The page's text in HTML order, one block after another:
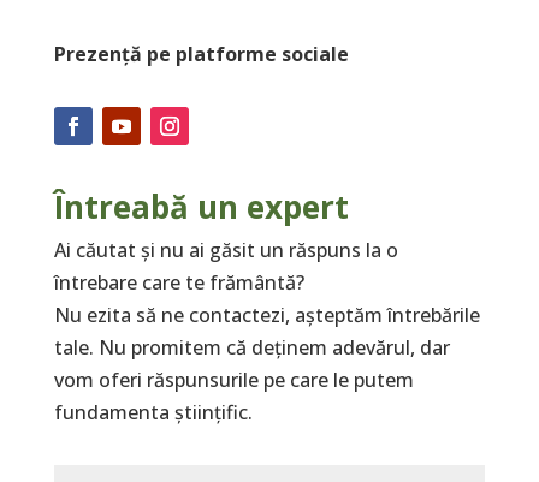
Prezență pe platforme sociale
Întreabă un expert
Ai căutat și nu ai găsit un răspuns la o
întrebare care te frământă?
Nu ezita să ne contactezi, așteptăm întrebările
tale. Nu promitem că deținem adevărul, dar
vom oferi răspunsurile pe care le putem
fundamenta științific.